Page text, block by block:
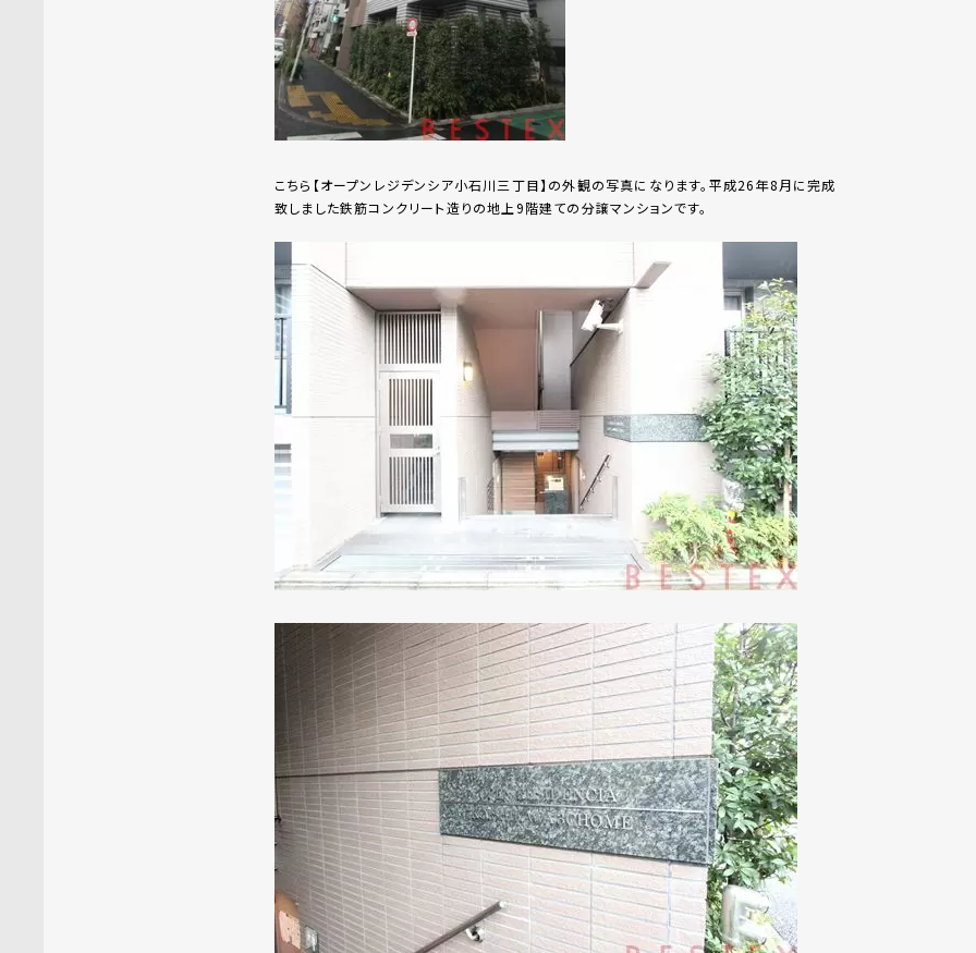
こちら【オープンレジデンシア小石川三丁目】の外観の写真になります。平成26年8月に完成
致しました鉄筋コンクリート造りの地上9階建ての分譲マンションです。